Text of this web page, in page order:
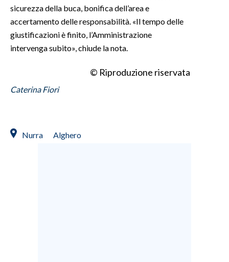
ABBONATI
ANNUNCI
SPIAGGE
sicurezza della buca, bonifica dell’area e
accertamento delle responsabilità. «Il tempo delle
giustificazioni è finito, l’Amministrazione
intervenga subito», chiude la nota.
© Riproduzione riservata
Caterina Fiori
Nurra Alghero